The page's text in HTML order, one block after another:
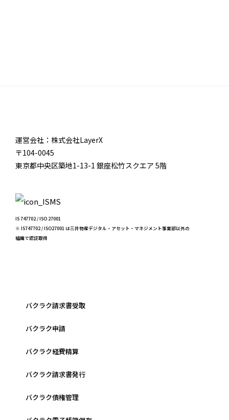
運営会社：株式会社LayerX
〒104-0045
東京都中央区築地1-13-1 銀座松竹スクエア 5階
IS 747702 / ISO 27001
※ IS747702 / ISO27001 は三井物産デジタル・アセット・マネジメント事業部以外の
組織で認証取得
バクラク請求書受取
バクラク申請
バクラク経費精算
バクラク請求書発行
バクラク債権管理